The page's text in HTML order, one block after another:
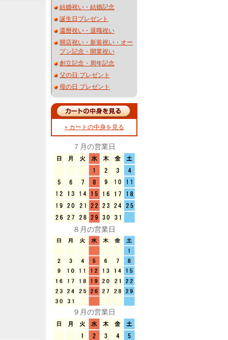
結婚祝い・結婚記念
誕生日プレゼント
還暦祝い・退職祝い
開店祝い・新装祝い・オー
プン記念・開業祝い
創立記念・周年記念
父の日 プレゼント
母の日 プレゼント
» カートの中身を見る
７月の営業日
８月の営業日
９月の営業日